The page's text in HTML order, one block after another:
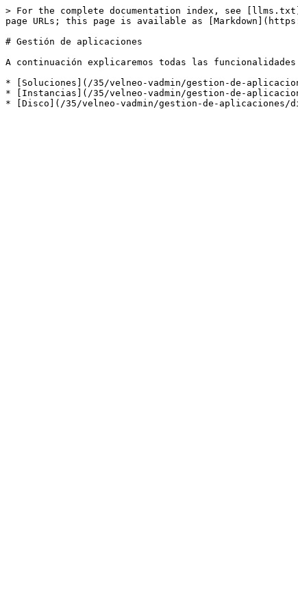
> For the complete documentation index, see
page URLs; this page is available as
# Gestión de aplicaciones
A continuación explicaremos todas las
* [Soluciones](/35/velneo-vadmin/gestion-de-
* [Instancias](/35/velneo-vadmin/gestion-de-